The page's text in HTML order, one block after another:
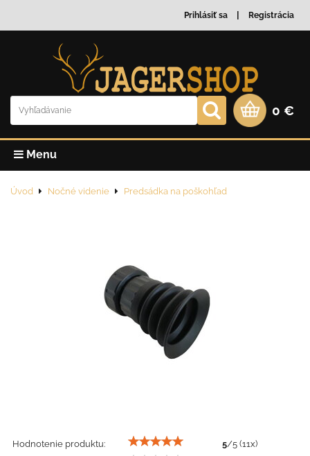
Prihlásiť sa Registrácia
0 €
Menu
Úvod Nočné videnie Predsádka na poškohľad
Hodnotenie produktu: 5/5 (11x)